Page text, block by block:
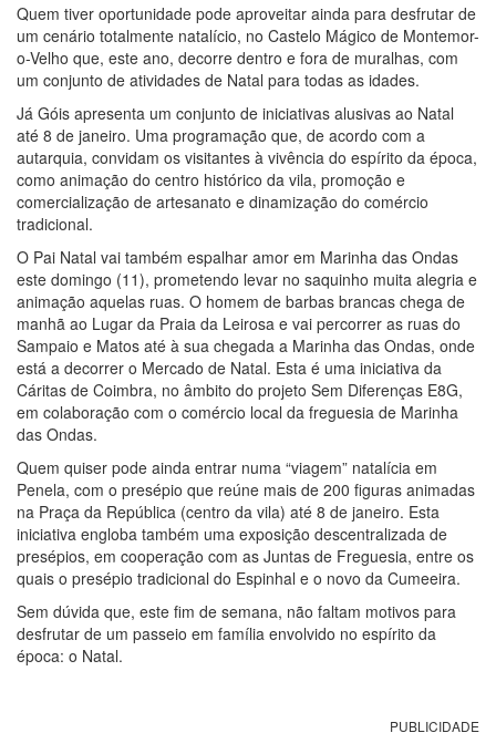
Quem tiver oportunidade pode aproveitar ainda para desfrutar de
um cenário totalmente natalício, no Castelo Mágico de Montemor-
o-Velho que, este ano, decorre dentro e fora de muralhas, com
um conjunto de atividades de Natal para todas as idades.
Já Góis apresenta um conjunto de iniciativas alusivas ao Natal
até 8 de janeiro. Uma programação que, de acordo com a
autarquia, convidam os visitantes à vivência do espírito da época,
como animação do centro histórico da vila, promoção e
comercialização de artesanato e dinamização do comércio
tradicional.
O Pai Natal vai também espalhar amor em Marinha das Ondas
este domingo (11), prometendo levar no saquinho muita alegria e
animação aquelas ruas. O homem de barbas brancas chega de
manhã ao Lugar da Praia da Leirosa e vai percorrer as ruas do
Sampaio e Matos até à sua chegada a Marinha das Ondas, onde
está a decorrer o Mercado de Natal. Esta é uma iniciativa da
Cáritas de Coimbra, no âmbito do projeto Sem Diferenças E8G,
em colaboração com o comércio local da freguesia de Marinha
das Ondas.
Quem quiser pode ainda entrar numa “viagem” natalícia em
Penela, com o presépio que reúne mais de 200 figuras animadas
na Praça da República (centro da vila) até 8 de janeiro. Esta
iniciativa engloba também uma exposição descentralizada de
presépios, em cooperação com as Juntas de Freguesia, entre os
quais o presépio tradicional do Espinhal e o novo da Cumeeira.
Sem dúvida que, este fim de semana, não faltam motivos para
desfrutar de um passeio em família envolvido no espírito da
época: o Natal.
PUBLICIDADE